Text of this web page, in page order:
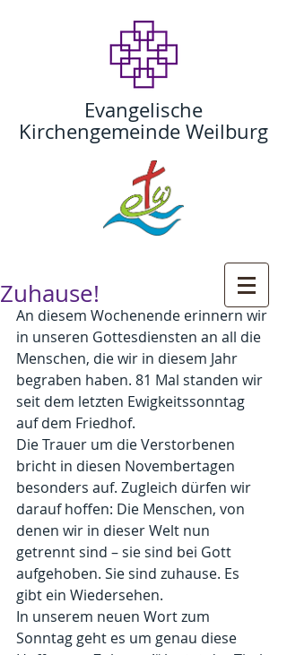
Evangelische
Kirchengemeinde Weilburg
Zuhause!
An diesem Wochenende erinnern wir
in unseren Gottesdiensten an all die
Menschen, die wir in diesem Jahr
begraben haben. 81 Mal standen wir
seit dem letzten Ewigkeitssonntag
auf dem Friedhof.
Die Trauer um die Verstorbenen
bricht in diesen Novembertagen
besonders auf. Zugleich dürfen wir
darauf hoffen: Die Menschen, von
denen wir in dieser Welt nun
getrennt sind – sie sind bei Gott
aufgehoben. Sie sind zuhause. Es
gibt ein Wiedersehen.
In unserem neuen Wort zum
Sonntag geht es um genau diese